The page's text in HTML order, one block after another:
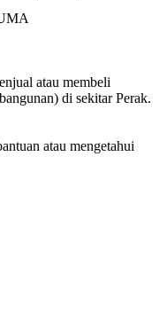
atau membeli
di sekitar Perak.
atau mengetahui